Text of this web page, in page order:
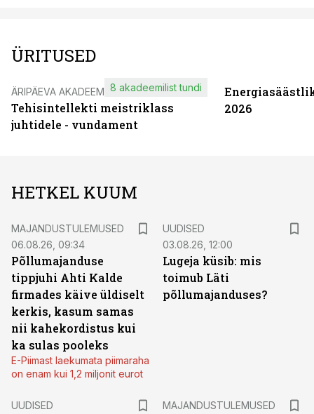
ÜRITUSED
ÄRIPÄEVA AKADEEMIA
Tehisintellekti meistriklass
juhtidele - vundament
8 akadeemilist tundi
2026
HETKEL KUUM
MAJANDUSTULEMUSED
06.08.26, 09:34
Põllumajanduse
tippjuhi Ahti Kalde
firmades käive üldiselt
kerkis, kasum samas
nii kahekordistus kui
ka sulas pooleks
E-Piimast laekumata piimaraha
on enam kui 1,2 miljonit eurot
UUDISED
03.08.26, 12:00
Lugeja küsib: mis
toimub Läti
põllumajanduses?
UUDISED
MAJANDUSTULEMUSED